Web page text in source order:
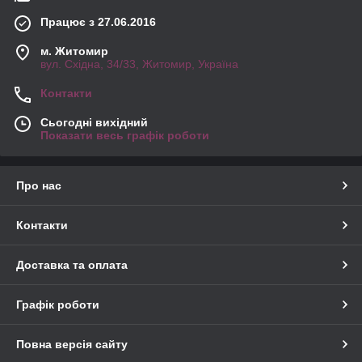
Працює з 27.06.2016
м. Житомир
вул. Східна, 34/33, Житомир, Україна
Контакти
Сьогодні вихідний
Показати весь графік роботи
Про нас
Контакти
Доставка та оплата
Графік роботи
Повна версія сайту